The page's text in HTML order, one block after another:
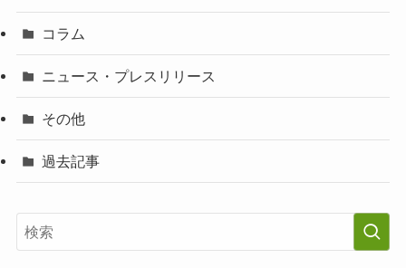
コラム
ニュース・プレスリリース
その他
過去記事